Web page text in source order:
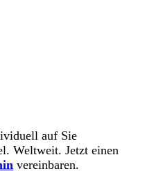
auf Sie
Weltweit. Jetzt einen
vereinbaren.